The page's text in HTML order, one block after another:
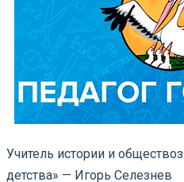
Учитель истории и
детства» — Игорь Селезнев